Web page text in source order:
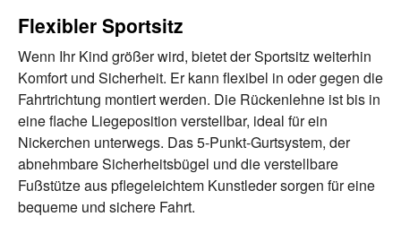
Flexibler Sportsitz
Wenn Ihr Kind größer wird, bietet der Sportsitz weiterhin
Komfort und Sicherheit. Er kann flexibel in oder gegen die
Fahrtrichtung montiert werden. Die Rückenlehne ist bis in
eine flache Liegeposition verstellbar, ideal für ein
Nickerchen unterwegs. Das 5-Punkt-Gurtsystem, der
abnehmbare Sicherheitsbügel und die verstellbare
Fußstütze aus pflegeleichtem Kunstleder sorgen für eine
bequeme und sichere Fahrt.